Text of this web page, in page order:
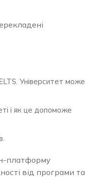
Університет може
і як це допоможе
платформу
від програми та